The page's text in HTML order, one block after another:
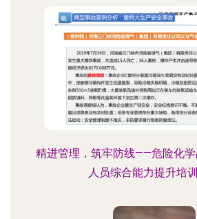
精进管理，筑牢防线——危险化
人员综合能力提升培